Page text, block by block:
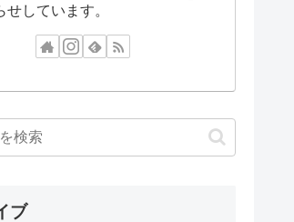
せしています。
ブ